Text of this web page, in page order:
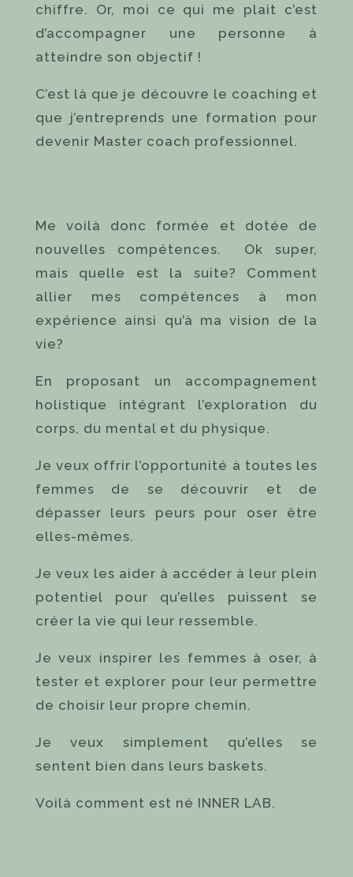
chiffre. Or, moi ce qui me plait c’est
d’accompagner une personne à
atteindre son objectif !
C’est là que je découvre le coaching et
que j’entreprends une formation pour
devenir Master coach professionnel.
Me voilà donc formée et dotée de
nouvelles compétences. Ok super,
mais quelle est la suite? Comment
allier mes compétences à mon
expérience ainsi qu’à ma vision de la
vie?
En proposant un accompagnement
holistique intégrant l’exploration du
corps, du mental et du physique.
Je veux offrir l’opportunité à toutes les
femmes de se découvrir et de
dépasser leurs peurs pour oser être
elles-mêmes.
Je veux les aider à accéder à leur plein
potentiel pour qu’elles puissent se
créer la vie qui leur ressemble.
Je veux inspirer les femmes à oser, à
tester et explorer pour leur permettre
de choisir leur propre chemin.
Je veux simplement qu’elles se
sentent bien dans leurs baskets.
Voilà comment est né INNER LAB.